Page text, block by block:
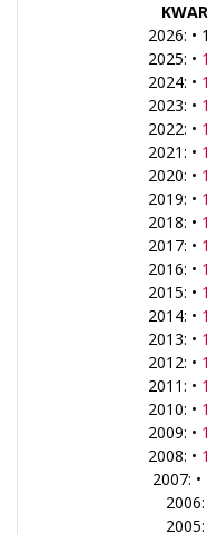
2026: •
2025: •
2024: •
2023: •
2022: •
2021: •
2020: •
2019: •
2018: •
2017: •
2016: •
2015: •
2014: •
2013: •
2012: •
2011: •
2010: •
2009: •
2008: •
2007: •
2006:
2005: